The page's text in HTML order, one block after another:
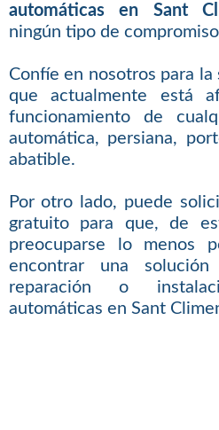
automáticas en Sant
ningún tipo de
Confíe en nosotros para
que actualmente está
funcionamiento de
automática, persiana,
abatible.
Por otro lado, puede
gratuito para que, de
preocuparse lo menos
encontrar una
reparación o
automáticas en Sant